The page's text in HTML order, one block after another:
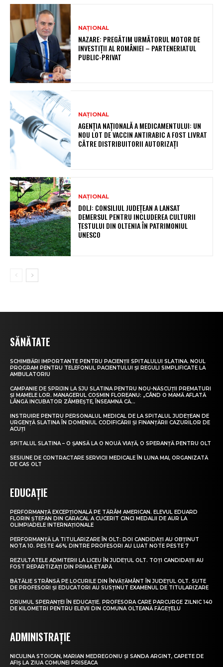
NAȚIONAL
NAZARE: PREGĂTIM URMĂTORUL MOTOR DE
INVESTIȚII AL ROMÂNIEI – PARTENERIATUL
PUBLIC-PRIVAT
NAȚIONAL
AGENȚIA NAȚIONALĂ A MEDICAMENTULUI: UN
NOU LOT DE VACCIN ANTIRABIC A FOST LIVRAT
CĂTRE DISTRIBUITORII AUTORIZAȚI
NAȚIONAL
DOLJ: CONSILIUL JUDEȚEAN A LANSAT
DEMERSUL PENTRU INCLUDEREA CULTURII
ȚESTULUI DIN OLTENIA ÎN PATRIMONIUL
UNESCO
SĂNĂTATE
SCHIMBĂRI IMPORTANTE PENTRU PACIENȚII SPITALULUI SLATINA. NOUL
PROGRAM PENTRU TELEFONUL PACIENTULUI ȘI REGULI SIMPLIFICATE LA
AMBULATORIU
CAMPANIE DE SPRIJIN LA SJU SLATINA PENTRU NOU-NĂSCUȚII PREMATURI
ȘI MAMELE LOR. MANAGERUL COSMIN FLOREANU: „CÂND O MAMĂ AFLATĂ
LÂNGĂ INCUBATOR ZÂMBEȘTE, ÎNSEAMNĂ CĂ...
INSTRUIRE PENTRU PERSONALUL MEDICAL DE LA SPITALUL JUDEȚEAN DE
URGENȚĂ SLATINA ÎN DOMENIUL CODIFICĂRII ȘI FINANȚĂRII CAZURILOR DE
ACUȚI
SPITALUL SLATINA – O ȘANSĂ LA O NOUĂ VIAȚĂ, O SPERANȚĂ PENTRU OLT
SESIUNE DE CONTRACTARE SERVICII MEDICALE ÎN LUNA MAI, ORGANIZATĂ
DE CAS OLT
EDUCAȚIE
PERFORMANȚĂ EXCEPȚIONALĂ PE TĂRÂM AMERICAN. ELEVUL EDUARD
FLORIN ȘTEFAN DIN CARACAL A CUCERIT CINCI MEDALII DE AUR LA
OLIMPIADELE INTERNAȚIONALE
PERFORMANȚĂ LA TITULARIZARE ÎN OLT: DOI CANDIDAȚI AU OBȚINUT
NOTA 10. PESTE 46% DINTRE PROFESORI AU LUAT NOTE PESTE 7
REZULTATELE ADMITERII LA LICEU ÎN JUDEȚUL OLT. TOȚI CANDIDAȚII AU
FOST REPARTIZAȚI DIN PRIMA ETAPĂ
BĂTĂLIE STRÂNSĂ PE LOCURILE DIN ÎNVĂȚĂMÂNT ÎN JUDEȚUL OLT. SUTE
DE PROFESORI ȘI EDUCATORI AU SUSȚINUT EXAMENUL DE TITULARIZARE
DRUMUL SPERANȚEI ÎN EDUCAȚIE. PROFESORA CARE PARCURGE ZILNIC 140
DE KILOMETRI PENTRU ELEVII DIN COMUNA OLTEANĂ FĂGEȚELU
ADMINISTRAȚIE
NICULINA STOICAN, MARIAN MEDREGONIU ȘI SANDA ARGINT, CAPETE DE
AFIȘ LA ZIUA COMUNEI PRISEACA